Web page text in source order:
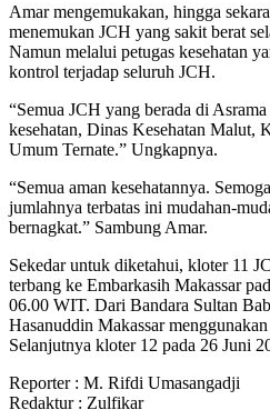
Amar mengemukakan, hingga
menemukan JCH yang sakit berat
Namun melalui petugas kesehatan
kontrol terjadap seluruh JCH.
“Semua JCH yang berada di
kesehatan, Dinas Kesehatan Malut,
Umum Ternate.” Ungkapnya.
“Semua aman kesehatannya.
jumlahnya terbatas ini mudahan-
bernagkat.” Sambung Amar.
Sekedar untuk diketahui, kloter 11
terbang ke Embarkasih Makassar
06.00 WIT. Dari Bandara Sultan
Hasanuddin Makassar
Selanjutnya kloter 12 pada 26 Juni
Reporter : M. Rifdi Umasangadji
Redaktur : Zulfikar